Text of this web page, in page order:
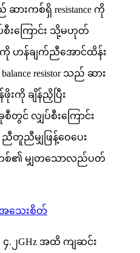
ည် ဆားကစ်ရှိ resistance ကို
ပ်စီးကြောင်း သို့မဟုတ်
ကို ဟန်ချက်ညီအောင်ထိန်း
resistor သည် ဆား
ဖိုးကို ချိန်ညှိပြီး
င် လျှပ်စီးကြောင်း
ညီမျှဖြန့်ဝေပေး
ကစ်၏ မျှတသောလည်ပတ်
အသေးစိတ်